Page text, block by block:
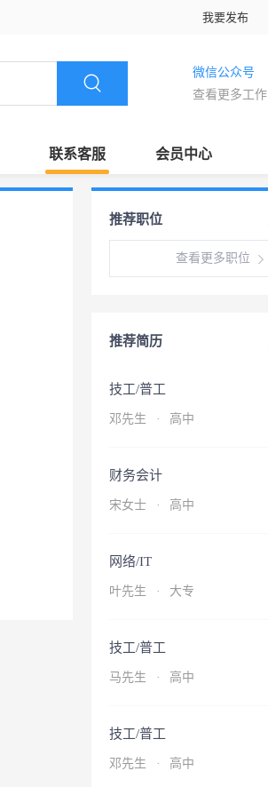
我要发布
微信公众号
查看更多工作
联系客服 会员中心
推荐职位
查看更多职位
推荐简历
技工/普工
邓先生 · 高中
财务会计
宋女士 · 高中
网络/IT
叶先生 · 大专
技工/普工
马先生 · 高中
技工/普工
邓先生 · 高中